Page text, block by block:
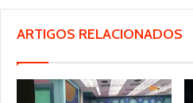
ARTIGOS RELACIONADOS